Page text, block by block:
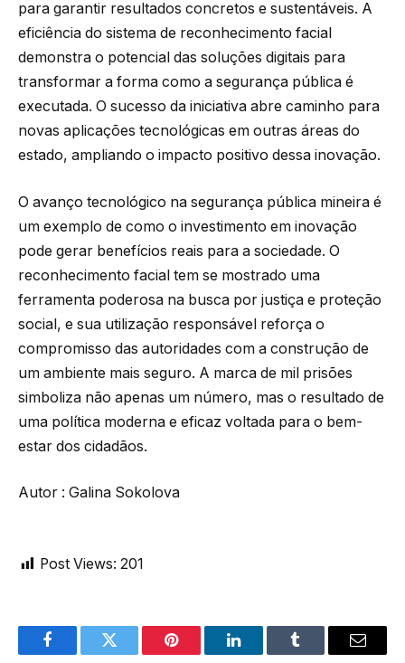
para garantir resultados concretos e sustentáveis. A
eficiência do sistema de reconhecimento facial
demonstra o potencial das soluções digitais para
transformar a forma como a segurança pública é
executada. O sucesso da iniciativa abre caminho para
novas aplicações tecnológicas em outras áreas do
estado, ampliando o impacto positivo dessa inovação.
O avanço tecnológico na segurança pública mineira é
um exemplo de como o investimento em inovação
pode gerar benefícios reais para a sociedade. O
reconhecimento facial tem se mostrado uma
ferramenta poderosa na busca por justiça e proteção
social, e sua utilização responsável reforça o
compromisso das autoridades com a construção de
um ambiente mais seguro. A marca de mil prisões
simboliza não apenas um número, mas o resultado de
uma política moderna e eficaz voltada para o bem-
estar dos cidadãos.
Autor : Galina Sokolova
Post Views: 201
FacebookTwitter Pinterest LinkedInTumblr Email